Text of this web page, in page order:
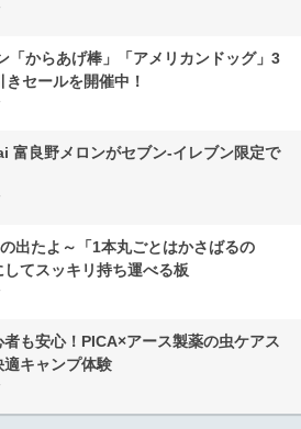
「からあげ棒」「アメリカンドッグ」3
きセールを開催中！
富良野メロンがセブン‐イレブン限定で
出たよ～「1本丸ごとはかさばるの
てスッキリ持ち運べる板
も安心！PICA×アース製薬の虫ケアス
キャンプ体験